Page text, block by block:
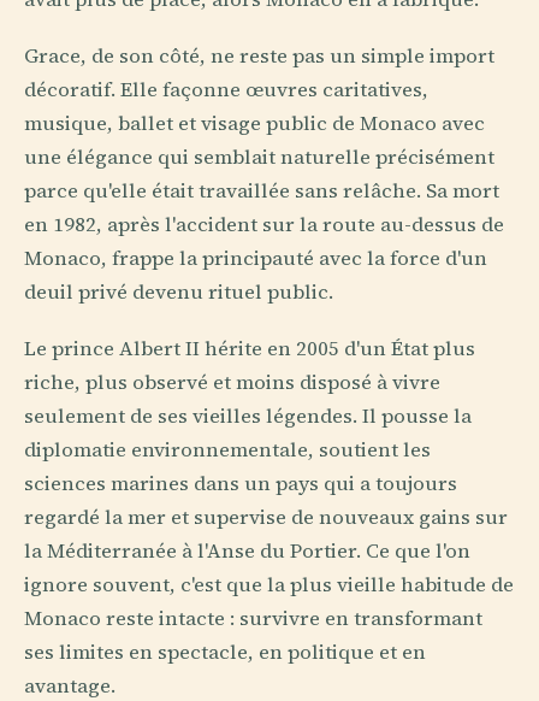
Grace, de son côté, ne reste pas un simple import
décoratif. Elle façonne œuvres caritatives,
musique, ballet et visage public de Monaco avec
une élégance qui semblait naturelle précisément
parce qu'elle était travaillée sans relâche. Sa mort
en 1982, après l'accident sur la route au-dessus de
Monaco, frappe la principauté avec la force d'un
deuil privé devenu rituel public.
Le prince Albert II hérite en 2005 d'un État plus
riche, plus observé et moins disposé à vivre
seulement de ses vieilles légendes. Il pousse la
diplomatie environnementale, soutient les
sciences marines dans un pays qui a toujours
regardé la mer et supervise de nouveaux gains sur
la Méditerranée à l'Anse du Portier. Ce que l'on
ignore souvent, c'est que la plus vieille habitude de
Monaco reste intacte : survivre en transformant
ses limites en spectacle, en politique et en
avantage.